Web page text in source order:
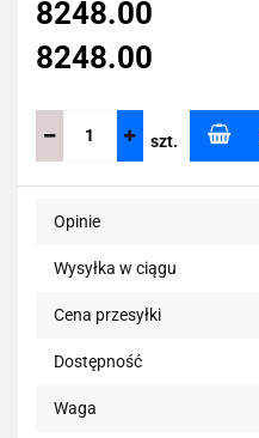
8248.00
8248.00
szt.
Opinie
Wysyłka w ciągu
Cena przesyłki
Dostępność
Waga